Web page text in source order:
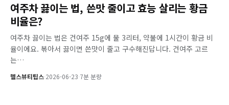
여주차 끓이는 법, 쓴맛 줄이고 효능 살리는 황금
비율은?
여주차 끓이는 법은 건여주 15g에 물 3리터, 약불에 1시간이 황금 비
율이에요. 볶아서 끓이면 쓴맛이 줄고 구수해진답니다. 건여주 고르
는…
헬스뷰티팁스·2026-06-23·7분 분량